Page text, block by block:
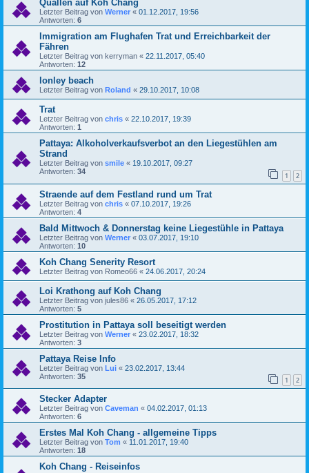
Quallen auf Koh Chang
Letzter Beitrag von Werner « 01.12.2017, 19:56
Antworten: 6
Immigration am Flughafen Trat und Erreichbarkeit der
Fähren
Letzter Beitrag von kerryman « 22.11.2017, 05:40
Antworten: 12
lonley beach
Letzter Beitrag von Roland « 29.10.2017, 10:08
Trat
Letzter Beitrag von chris « 22.10.2017, 19:39
Antworten: 1
Pattaya: Alkoholverkaufsverbot an den Liegestühlen am
Strand
Letzter Beitrag von smile « 19.10.2017, 09:27
Antworten: 34 1 2
Straende auf dem Festland rund um Trat
Letzter Beitrag von chris « 07.10.2017, 19:26
Antworten: 4
Bald Mittwoch & Donnerstag keine Liegestühle in Pattaya
Letzter Beitrag von Werner « 03.07.2017, 19:10
Antworten: 10
Koh Chang Senerity Resort
Letzter Beitrag von Romeo66 « 24.06.2017, 20:24
Loi Krathong auf Koh Chang
Letzter Beitrag von jules86 « 26.05.2017, 17:12
Antworten: 5
Prostitution in Pattaya soll beseitigt werden
Letzter Beitrag von Werner « 23.02.2017, 18:32
Antworten: 3
Pattaya Reise Info
Letzter Beitrag von Lui « 23.02.2017, 13:44
Antworten: 35 1 2
Stecker Adapter
Letzter Beitrag von Caveman « 04.02.2017, 01:13
Antworten: 6
Erstes Mal Koh Chang - allgemeine Tipps
Letzter Beitrag von Tom « 11.01.2017, 19:40
Antworten: 18
Koh Chang - Reiseinfos